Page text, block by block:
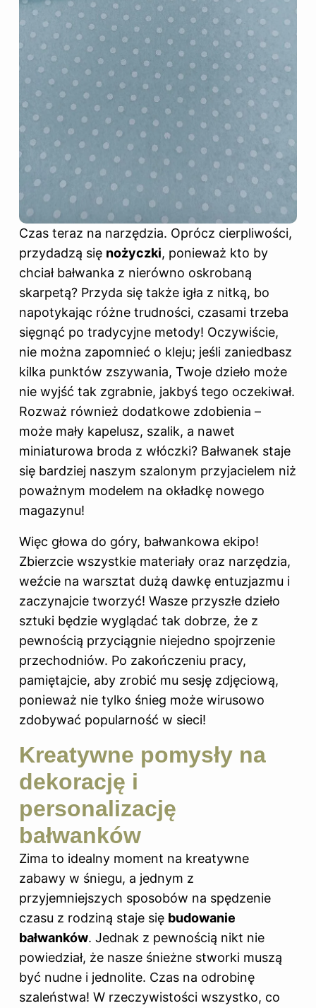
Czas teraz na narzędzia. Oprócz cierpliwości,
przydadzą się nożyczki, ponieważ kto by
chciał bałwanka z nierówno oskrobaną
skarpetą? Przyda się także igła z nitką, bo
napotykając różne trudności, czasami trzeba
sięgnąć po tradycyjne metody! Oczywiście,
nie można zapomnieć o kleju; jeśli zaniedbasz
kilka punktów zszywania, Twoje dzieło może
nie wyjść tak zgrabnie, jakbyś tego oczekiwał.
Rozważ również dodatkowe zdobienia –
może mały kapelusz, szalik, a nawet
miniaturowa broda z włóczki? Bałwanek staje
się bardziej naszym szalonym przyjacielem niż
poważnym modelem na okładkę nowego
magazynu!
Więc głowa do góry, bałwankowa ekipo!
Zbierzcie wszystkie materiały oraz narzędzia,
weźcie na warsztat dużą dawkę entuzjazmu i
zaczynajcie tworzyć! Wasze przyszłe dzieło
sztuki będzie wyglądać tak dobrze, że z
pewnością przyciągnie niejedno spojrzenie
przechodniów. Po zakończeniu pracy,
pamiętajcie, aby zrobić mu sesję zdjęciową,
ponieważ nie tylko śnieg może wirusowo
zdobywać popularność w sieci!
Kreatywne pomysły na
dekorację i
personalizację
bałwanków
Zima to idealny moment na kreatywne
zabawy w śniegu, a jednym z
przyjemniejszych sposobów na spędzenie
czasu z rodziną staje się budowanie
bałwanków. Jednak z pewnością nikt nie
powiedział, że nasze śnieżne stworki muszą
być nudne i jednolite. Czas na odrobinę
szaleństwa! W rzeczywistości wszystko, co